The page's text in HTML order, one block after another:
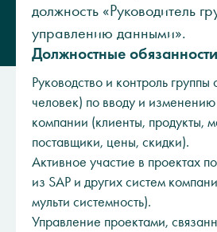
должность «Руководитель
управлению данными».
Должностные обязанности
Руководство и контроль
человек) по вводу и
компании (клиенты, продукты,
поставщики, цены, скидки).
Активное участие в проектах
из SAP и других систем
мульти системность).
Управление проектами,